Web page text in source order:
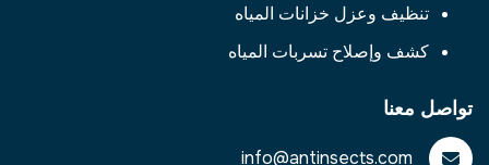
تنظيف وعزل خزانات المياه
كشف وإصلاح تسربات المياه
تواصل معنا
info@antinsects.com